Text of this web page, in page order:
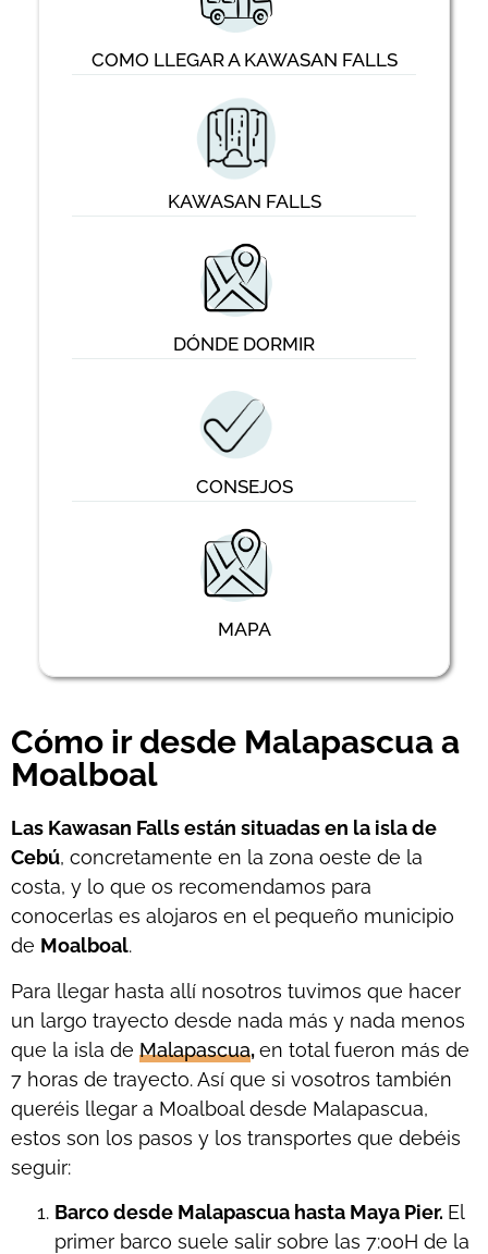
COMO LLEGAR A KAWASAN FALLS
KAWASAN FALLS
DÓNDE DORMIR
CONSEJOS
MAPA
Cómo ir desde Malapascua a
Moalboal
Las Kawasan Fallsestán situadas en la isla de
Cebú, concretamente en la zona oeste de la
costa, y lo que os recomendamos para
conocerlas es alojaros en el pequeño municipio
de Moalboal.
Para llegar hasta allí nosotros tuvimos que hacer
un largo trayecto desde nada más y nada menos
que la isla de Malapascua,en total fueron más de
7 horas de trayecto. Así que si vosotros también
queréis llegar a Moalboal desde Malapascua,
estos son los pasos y los transportes que debéis
seguir:
Barco desde Malapascua hasta Maya Pier. El
primer barco suele salir sobre las 7:00H de la